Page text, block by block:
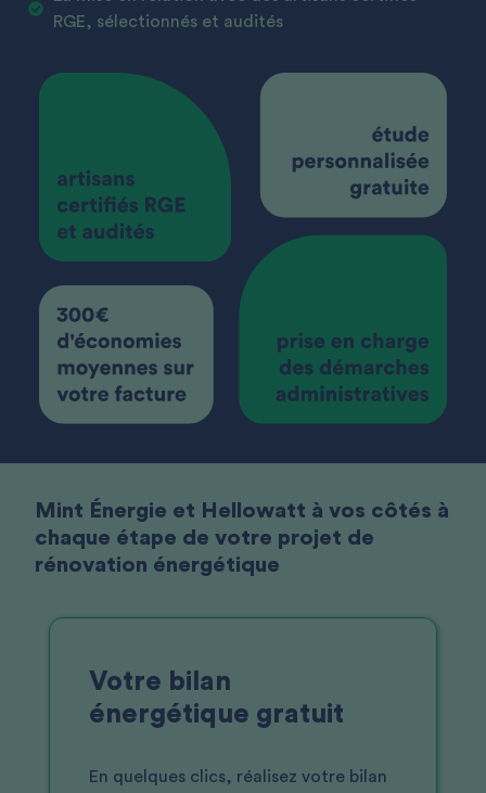
RGE, sélectionnés et audités
Mint Énergie et Hellowatt à vos côtés à
chaque étape de votre projet de
rénovation énergétique
Votre bilan
énergétique gratuit
En quelques clics, réalisez votre bilan